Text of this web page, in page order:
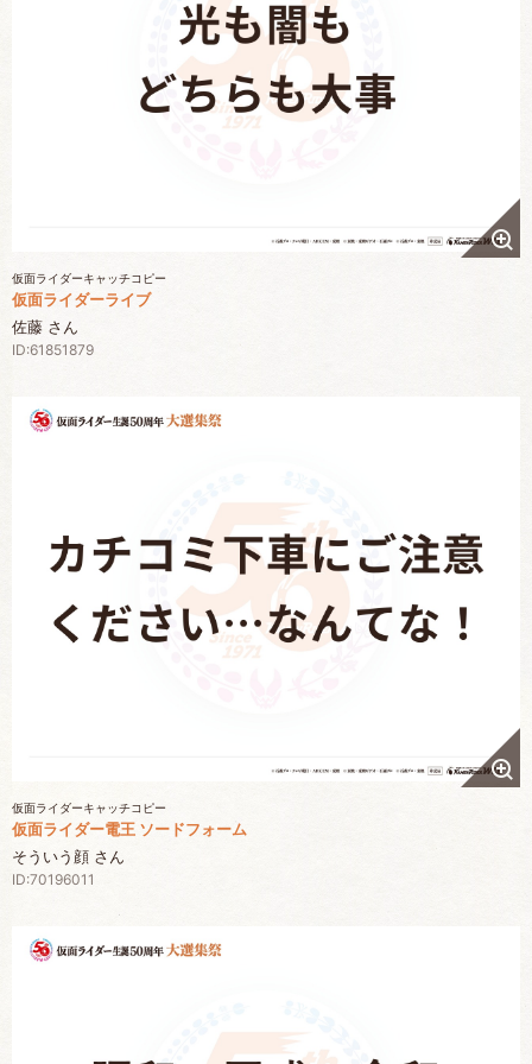
仮面ライダーキャッチコピー
仮面ライダーライブ
佐藤 さん
ID:61851879
仮面ライダーキャッチコピー
仮面ライダー電王 ソードフォーム
そういう顔 さん
ID:70196011